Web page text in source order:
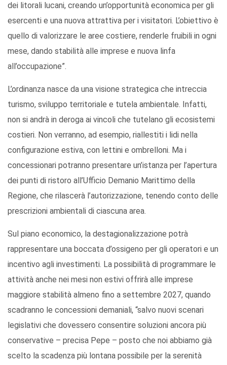
dei litorali lucani, creando un’opportunità economica per gli
esercenti e una nuova attrattiva per i visitatori. L’obiettivo è
quello di valorizzare le aree costiere, renderle fruibili in ogni
mese, dando stabilità alle imprese e nuova linfa
all’occupazione”.
L’ordinanza nasce da una visione strategica che intreccia
turismo, sviluppo territoriale e tutela ambientale. Infatti,
non si andrà in deroga ai vincoli che tutelano gli ecosistemi
costieri. Non verranno, ad esempio, riallestiti i lidi nella
configurazione estiva, con lettini e ombrelloni. Ma i
concessionari potranno presentare un’istanza per l’apertura
dei punti di ristoro all’Ufficio Demanio Marittimo della
Regione, che rilascerà l’autorizzazione, tenendo conto delle
prescrizioni ambientali di ciascuna area.
Sul piano economico, la destagionalizzazione potrà
rappresentare una boccata d’ossigeno per gli operatori e un
incentivo agli investimenti. La possibilità di programmare le
attività anche nei mesi non estivi offrirà alle imprese
maggiore stabilità almeno fino a settembre 2027, quando
scadranno le concessioni demaniali, “salvo nuovi scenari
legislativi che dovessero consentire soluzioni ancora più
conservative – precisa Pepe – posto che noi abbiamo già
scelto la scadenza più lontana possibile per la serenità